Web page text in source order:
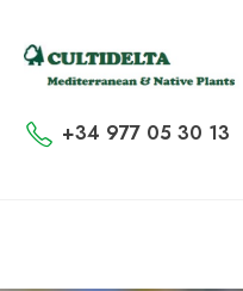
+34 977 05 30 13